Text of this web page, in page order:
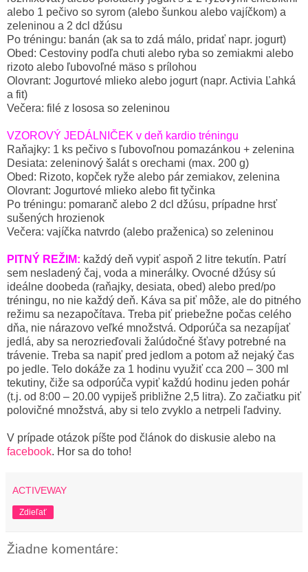
alebo 1 pečivo so syrom (alebo šunkou alebo vajíčkom) a
zeleninou a 2 dcl džúsu
Po tréningu: banán (ak sa to zdá málo, pridať napr. jogurt)
Obed: Cestoviny podľa chuti alebo ryba so zemiakmi alebo
rizoto alebo ľubovoľné mäso s prílohou
Olovrant: Jogurtové mlieko alebo jogurt (napr. Activia Ľahká
a fit)
Večera: filé z lososa so zeleninou
VZOROVÝ JEDÁLNIČEK v deň kardio tréningu
Raňajky: 1 ks pečivo s ľubovoľnou pomazánkou + zelenina
Desiata: zeleninový šalát s orechami (max. 200 g)
Obed: Rizoto, kopček ryže alebo pár zemiakov, zelenina
Olovrant: Jogurtové mlieko alebo fit tyčinka
Po tréningu: pomaranč alebo 2 dcl džúsu, prípadne hrsť
sušených hrozienok
Večera: vajíčka natvrdo (alebo praženica) so zeleninou
PITNÝ REŽIM: každý deň vypiť aspoň 2 litre tekutín. Patrí
sem nesladený čaj, voda a minerálky. Ovocné džúsy sú
ideálne doobeda (raňajky, desiata, obed) alebo pred/po
tréningu, no nie každý deň. Káva sa piť môže, ale do pitného
režimu sa nezapočítava. Treba piť priebežne počas celého
dňa, nie nárazovo veľké množstvá. Odporúča sa nezapíjať
jedlá, aby sa nerozrieďovali žalúdočné šťavy potrebné na
trávenie. Treba sa napiť pred jedlom a potom až nejaký čas
po jedle. Telo dokáže za 1 hodinu využiť cca 200 – 300 ml
tekutiny, čiže sa odporúča vypiť každú hodinu jeden pohár
(t.j. od 8:00 – 20.00 vypiješ približne 2,5 litra). Zo začiatku piť
polovičné množstvá, aby si telo zvyklo a netrpeli ľadviny.
V prípade otázok píšte pod článok do diskusie alebo na
facebook. Hor sa do toho!
ACTIVEWAY
Zdieľať
Žiadne komentáre: